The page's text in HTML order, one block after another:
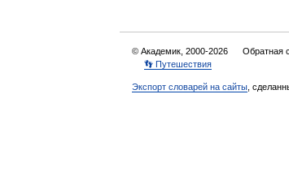
© Академик, 2000-2026 Обратная
👣 Путешествия
Экспорт словарей на сайты ,